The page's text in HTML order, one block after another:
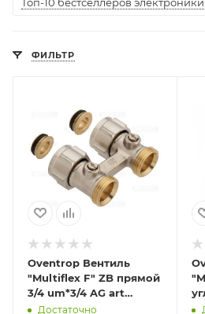
ФИЛЬТР
Oventrop Вентиль
"Multiflex F" ZB прямой
3/4 um*3/4 AG art
1015813
Достаточно